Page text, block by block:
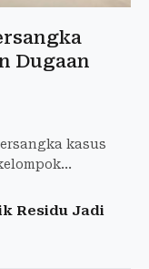
Dugaan
kasus
Residu Jadi